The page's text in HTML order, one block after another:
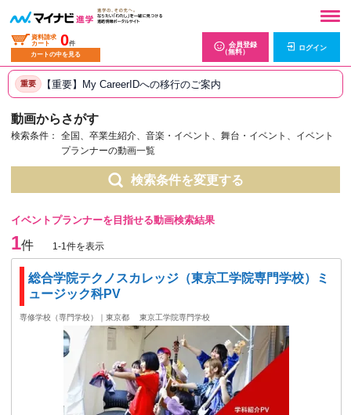
資料請求
カート
0件
カートの中を見る
会員登録
（無料）
ログイン
重要 【重要】My CareerIDへの移行のご案内
動画からさがす
検索条件：
全国、卒業生紹介、音楽・イベント、舞台・イベント、イベント
プランナーの動画一覧
検索条件を変更する
イベントプランナーを目指せる動画検索結果
1件 1-1件を表示
総合学院テクノスカレッジ（東京工学院専門学校）ミ
ュージック科PV
専修学校（専門学校）｜東京都 東京工学院専門学校